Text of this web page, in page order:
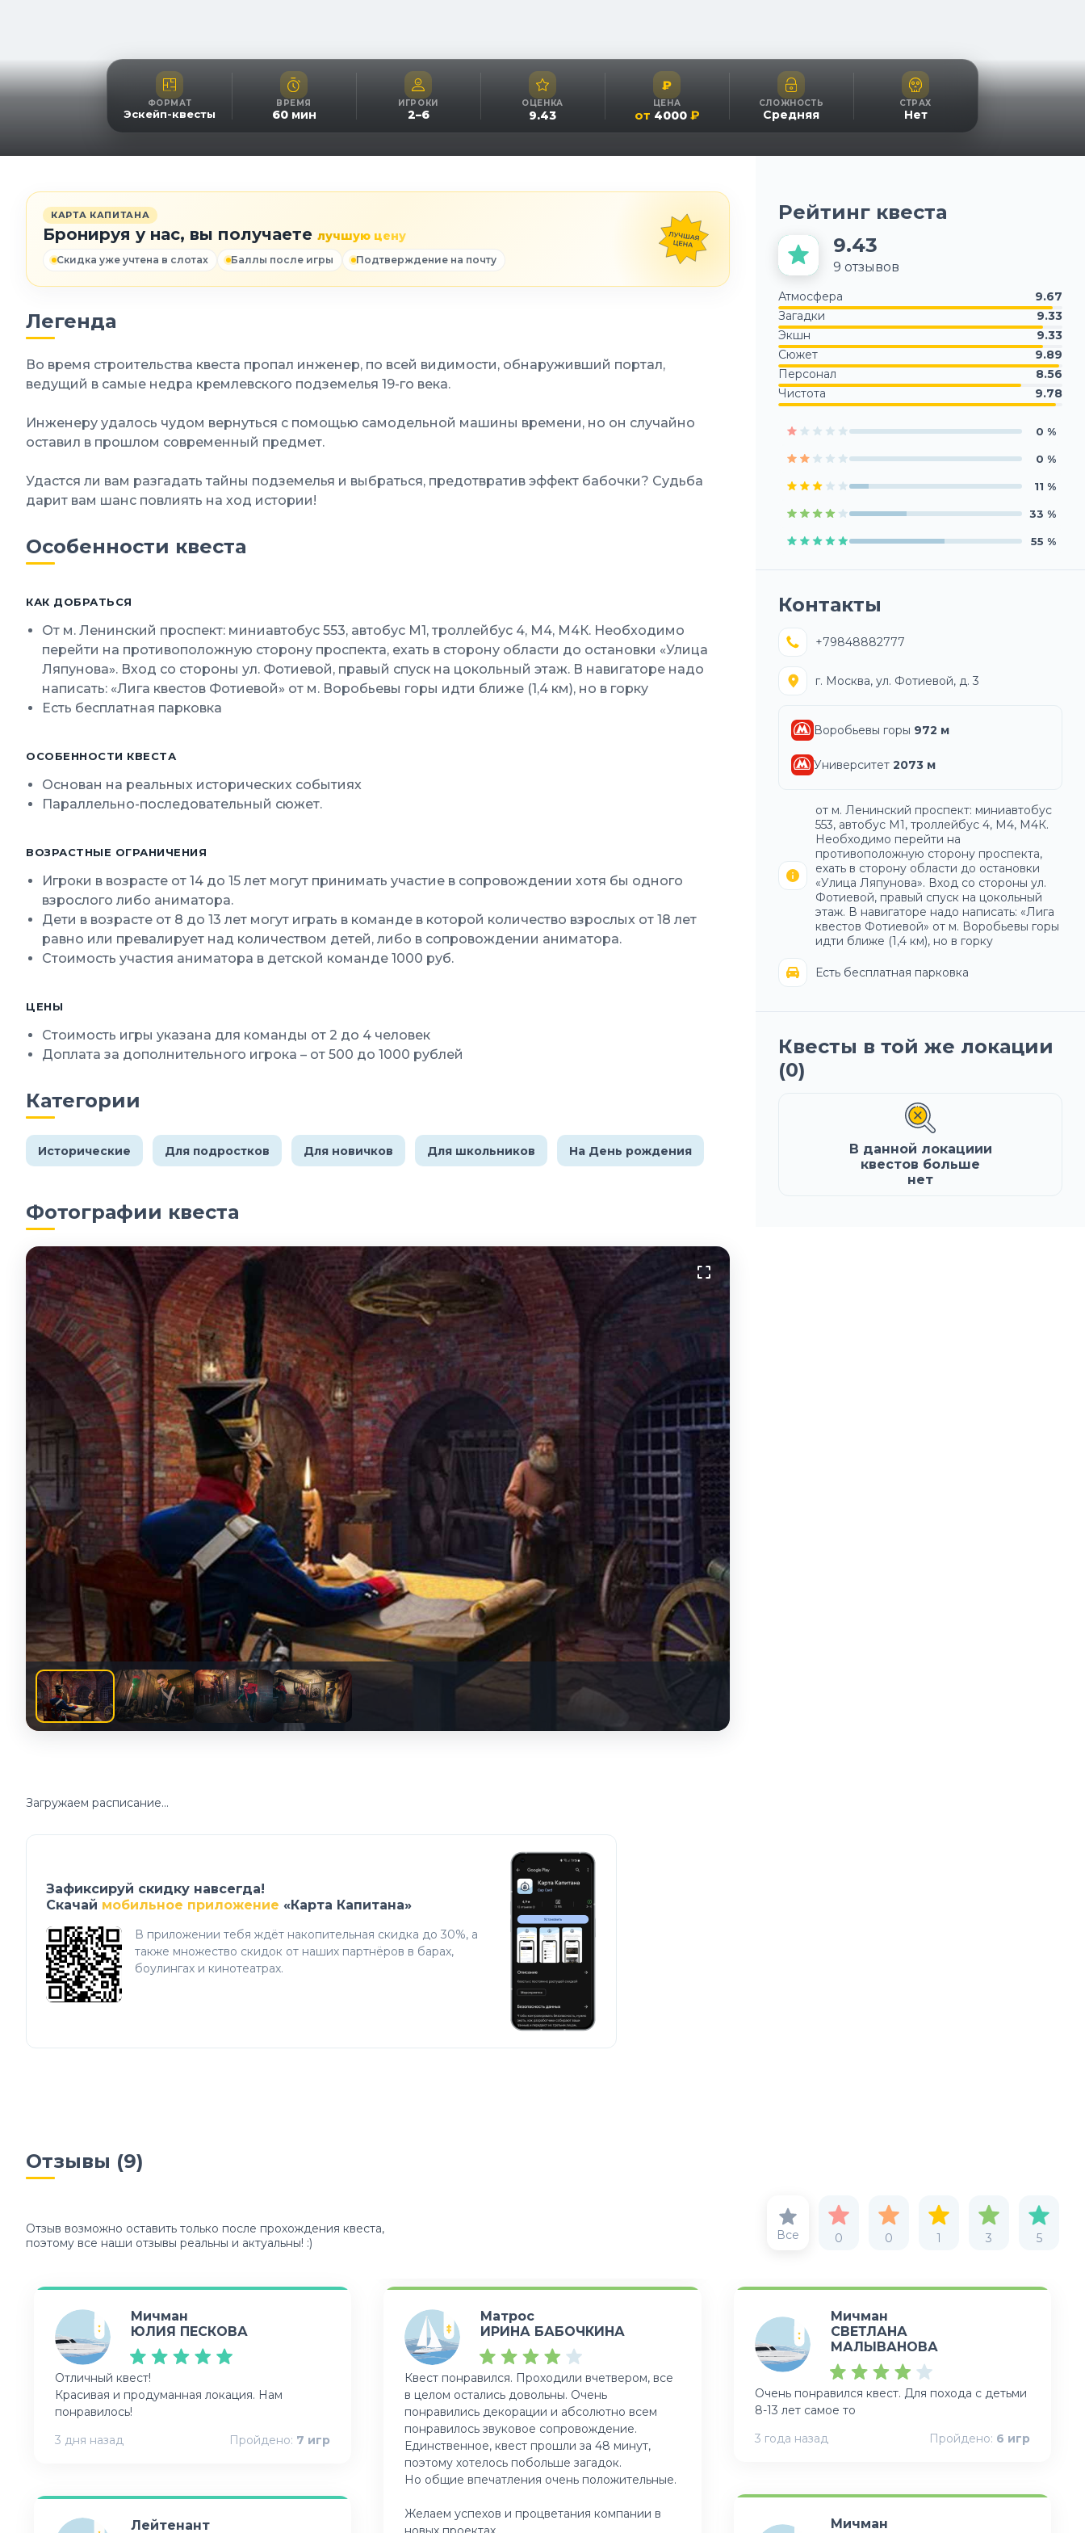
ФОРМАТ
Эскейп-квесты
ВРЕМЯ
60мин
ИГРОКИ
2–6
ОЦЕНКА
9.43
₽
ЦЕНА
от 4000₽
СЛОЖНОСТЬ
Средняя
СТРАХ
Нет
КАРТА КАПИТАНА
Бронируя у нас, вы получаете лучшую цену
Скидка уже учтена в слотах Баллы после игры Подтверждение на почту
Легенда
Во время строительства квеста пропал инженер, по всей видимости, обнаруживший портал,
ведущий в самые недра кремлевского подземелья 19-го века.
Инженеру удалось чудом вернуться с помощью самодельной машины времени, но он случайно
оставил в прошлом современный предмет.
Удастся ли вам разгадать тайны подземелья и выбраться, предотвратив эффект бабочки? Судьба
дарит вам шанс повлиять на ход истории!
Особенности квеста
КАК ДОБРАТЬСЯ
От м. Ленинский проспект: миниавтобус 553, автобус М1, троллейбус 4, М4, М4К. Необходимо
перейти на противоположную сторону проспекта, ехать в сторону области до остановки «Улица
Ляпунова». Вход со стороны ул. Фотиевой, правый спуск на цокольный этаж. В навигаторе надо
написать: «Лига квестов Фотиевой» от м. Воробьевы горы идти ближе (1,4 км), но в горку
Есть бесплатная парковка
ОСОБЕННОСТИ КВЕСТА
Основан на реальных исторических событиях
Параллельно-последовательный сюжет.
ВОЗРАСТНЫЕ ОГРАНИЧЕНИЯ
Игроки в возрасте от 14 до 15 лет могут принимать участие в сопровождении хотя бы одного
взрослого либо аниматора.
Дети в возрасте от 8 до 13 лет могут играть в команде в которой количество взрослых от 18 лет
равно или превалирует над количеством детей, либо в сопровождении аниматора.
Стоимость участия аниматора в детской команде 1000 руб.
ЦЕНЫ
Стоимость игры указана для команды от 2 до 4 человек
Доплата за дополнительного игрока – от 500 до 1000 рублей
Категории
Исторические Для подростков Для новичков Для школьников На День рождения
Фотографии квеста
Загружаем расписание...
Зафиксируй скидку навсегда!
Скачай мобильное приложение «Карта Капитана»
В приложении тебя ждёт накопительная скидка до 30%, а
также множество скидок от наших партнёров в барах,
боулингах и кинотеатрах.
Рейтинг квеста
9.43
9 отзывов
Атмосфера
9.67
Загадки
9.33
Экшн
9.33
Сюжет
9.89
Персонал
8.56
Чистота
9.78
0 %
0 %
11 %
33 %
55 %
Контакты
+79848882777
г. Москва, ул. Фотиевой, д. 3
Воробьевы горы 972 м
Университет 2073 м
от м. Ленинский проспект: миниавтобус
553, автобус М1, троллейбус 4, М4, М4К.
Необходимо перейти на
противоположную сторону проспекта,
ехать в сторону области до остановки
«Улица Ляпунова». Вход со стороны ул.
Фотиевой, правый спуск на цокольный
этаж. В навигаторе надо написать: «Лига
квестов Фотиевой» от м. Воробьевы горы
идти ближе (1,4 км), но в горку
Есть бесплатная парковка
Квесты в той же локации
(0)
В данной локациии
квестов больше
нет
Отзывы (9)
Отзыв возможно оставить только после прохождения квеста,
поэтому все наши отзывы реальны и актуальны! :)
Все 0 0 1 3 5
Мичман
ЮЛИЯ ПЕСКОВА
Отличный квест!
Красивая и продуманная локация. Нам
понравилось!
3 дня назад
Пройдено: 7 игр
Лейтенант
Матрос
ИРИНА БАБОЧКИНА
Квест понравился. Проходили вчетвером, все
в целом остались довольны. Очень
понравились декорации и абсолютно всем
понравилось звуковое сопровождение.
Единственное, квест прошли за 48 минут,
поэтому хотелось побольше загадок.
Но общие впечатления очень положительные.
Желаем успехов и процветания компании в
Мичман
СВЕТЛАНА
МАЛЫВАНОВА
Очень понравился квест. Для похода с детьми
8-13 лет самое то
3 года назад
Пройдено: 6 игр
Мичман